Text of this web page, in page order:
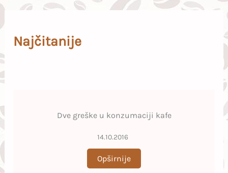
Najčitanije
Dve greške u konzumaciji kafe
14.10.2016
Opširnije